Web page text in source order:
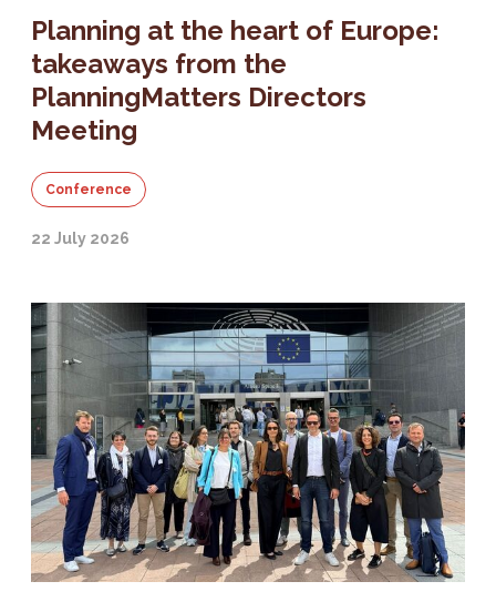
Planning at the heart of Europe:
takeaways from the
PlanningMatters Directors
Meeting
Conference
22 July 2026